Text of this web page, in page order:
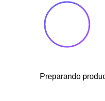
Preparando